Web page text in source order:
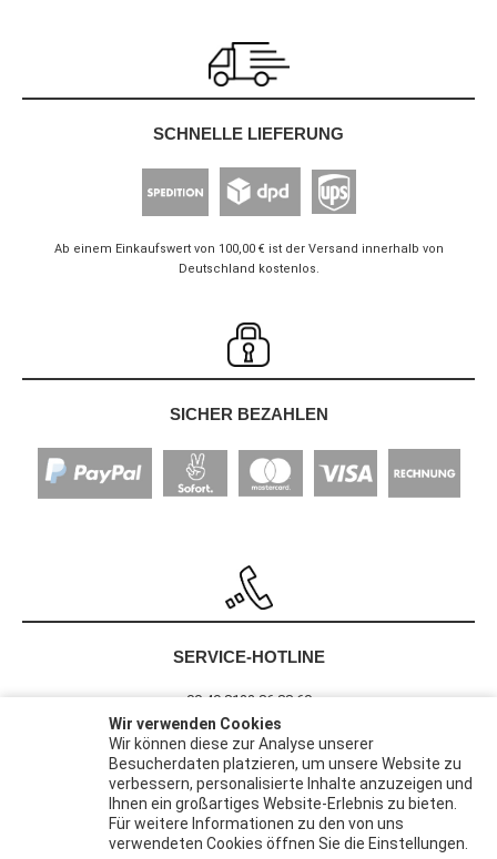
SCHNELLE LIEFERUNG
Ab einem Einkaufswert von 100,00 € ist der Versand innerhalb von
Deutschland kostenlos.
SICHER BEZAHLEN
SERVICE-HOTLINE
00 49 8122 86 88 60
Barrierefreiheit
Widerrufsrecht
Datenschutz
AGB
Wir verwenden Cookies
Wir können diese zur Analyse unserer
Besucherdaten platzieren, um unsere Website zu
verbessern, personalisierte Inhalte anzuzeigen und
Ihnen ein großartiges Website-Erlebnis zu bieten.
Für weitere Informationen zu den von uns
verwendeten Cookies öffnen Sie die Einstellungen.